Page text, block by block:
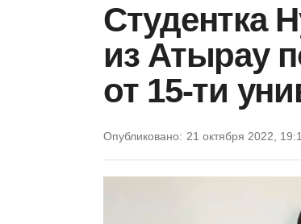
Студентка
из Атырау
от 15-ти
Опубликовано: 21 октября 2022,